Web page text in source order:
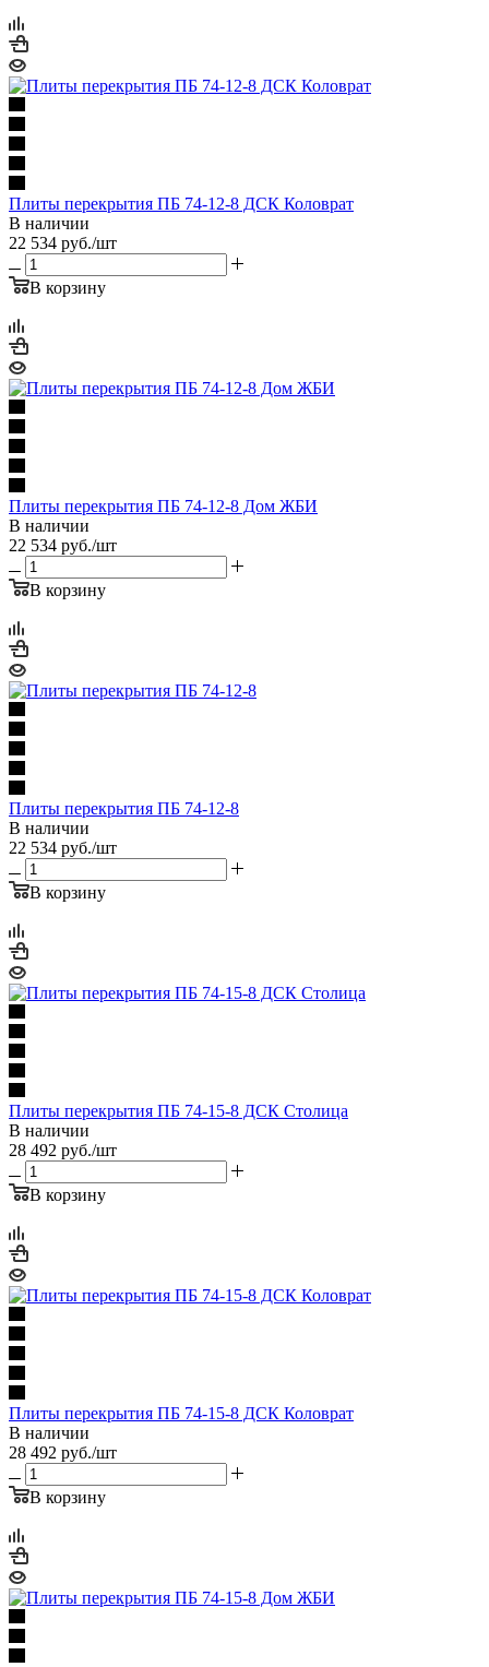
Плиты перекрытия ПБ 74-12-8 ДСК Коловрат
В наличии
22 534 руб./шт
В корзину
Плиты перекрытия ПБ 74-12-8 Дом ЖБИ
В наличии
22 534 руб./шт
В корзину
Плиты перекрытия ПБ 74-12-8
В наличии
22 534 руб./шт
В корзину
Плиты перекрытия ПБ 74-15-8 ДСК Столица
В наличии
28 492 руб./шт
В корзину
Плиты перекрытия ПБ 74-15-8 ДСК Коловрат
В наличии
28 492 руб./шт
В корзину